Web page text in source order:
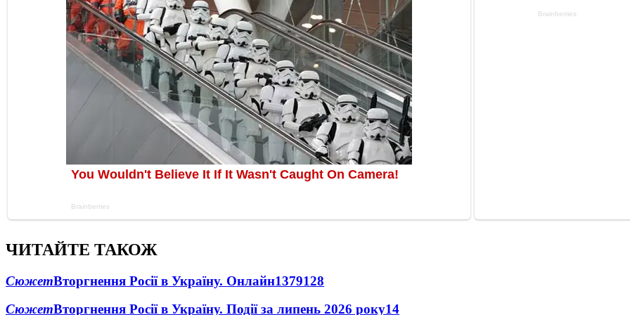
ЧИТАЙТЕ ТАКОЖ
СюжетВторгнення Росії в Україну. Онлайн1379128
СюжетВторгнення Росії в Україну. Події за липень 2026 року14